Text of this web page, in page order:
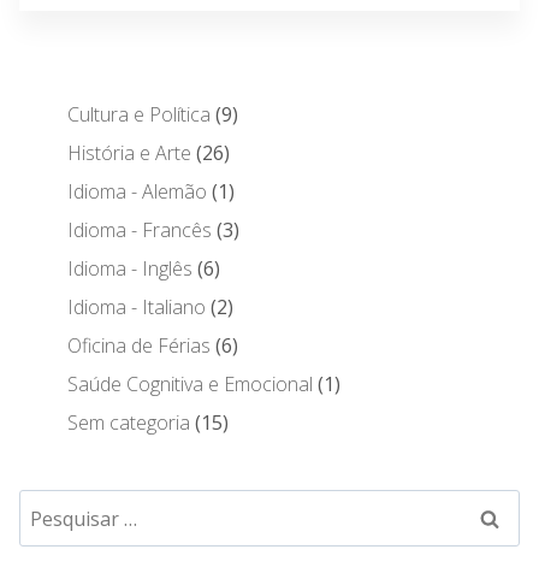
Cultura e Política 9
História e Arte 26
Idioma - Alemão 1
Idioma - Francês 3
Idioma - Inglês 6
Idioma - Italiano 2
Oficina de Férias 6
Saúde Cognitiva e Emocional 1
Sem categoria 15